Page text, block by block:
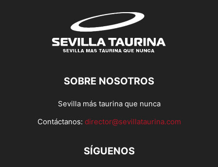
SOBRE NOSOTROS
Sevilla más taurina que nunca
Contáctanos: director@sevillataurina.com
SÍGUENOS